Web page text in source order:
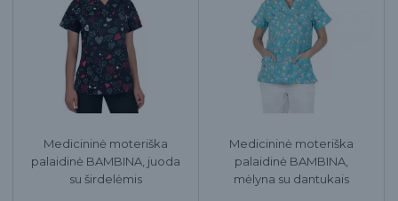
Medicininė moteriška
palaidinė BAMBINA, juoda
su širdelėmis
Medicininė moteriška
palaidinė BAMBINA,
mėlyna su dantukais